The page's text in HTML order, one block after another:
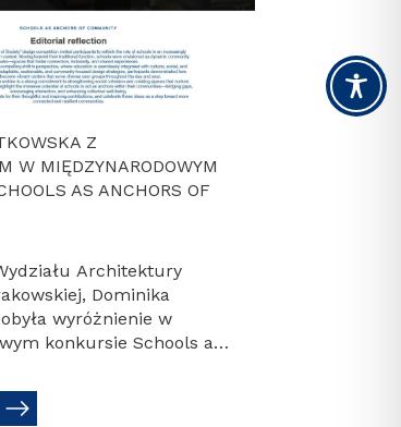
Z
W MIĘDZYNARODOWYM
AS ANCHORS OF
Architektury
Dominika
wyróżnienie w
konkursie Schools as
placówek
doceniło projekt za